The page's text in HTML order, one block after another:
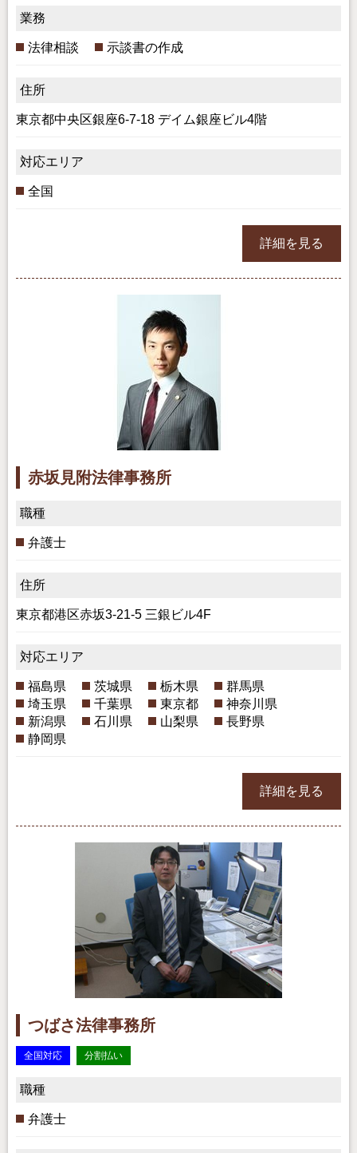
業務
法律相談 示談書の作成
住所
東京都中央区銀座6-7-18 デイム銀座ビル4階
対応エリア
全国
詳細を見る
赤坂見附法律事務所
職種
弁護士
住所
東京都港区赤坂3-21-5 三銀ビル4F
対応エリア
福島県 茨城県 栃木県
群馬県
埼玉県
千葉県 東京都
神奈川県
新潟県
石川県 山梨県
長野県
静岡県
詳細を見る
つばさ法律事務所
全国対応 分割払い
職種
弁護士